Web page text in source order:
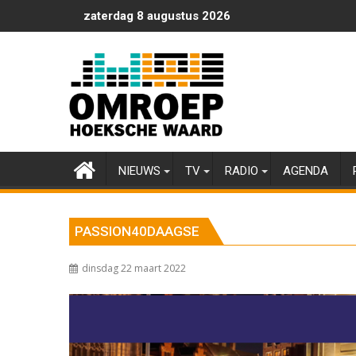
naar
zaterdag 8 augustus 2026
NIEUWS TV RADIO AGENDA
PASSION40DAAGSE
dinsdag 22 maart 2022